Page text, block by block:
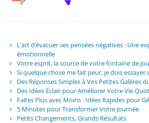
L’art d’évacuer ses pensées négatives : Une
émotionnelle
Votre esprit, la source de votre fontaine de
Si quelque chose me fait peur, je dois essayer
Des Réponses Simples à Vos Petites Galères
Des Idées Éclair pour Améliorer Votre Vie
Faites Plus avec Moins : Idées Rapides pour
5 Minutes pour Transformer Votre Journée
Petits Changements, Grands Résultats